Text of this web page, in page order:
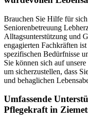
Brauchen Sie Hilfe für
Seniorenbetreuung
Alltagsunterstützung und
engagierten Fachkräften
spezifischen Bedürfnisse
Sie können sich auf
um sicherzustellen, dass
und behaglichen
Umfassende
Pflegekraft in